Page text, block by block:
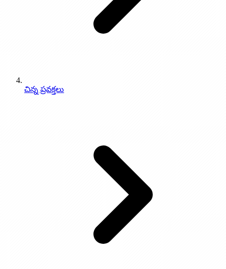
చిన్న ప్రవక్తలు